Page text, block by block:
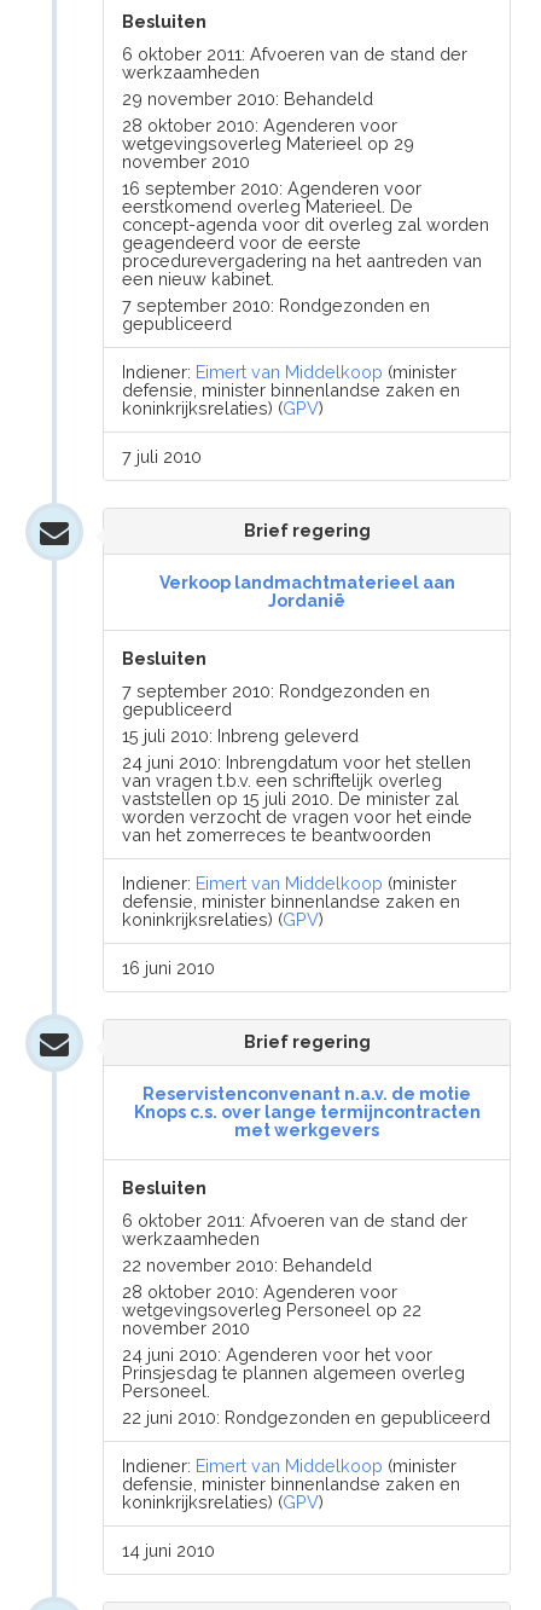
Besluiten
6 oktober 2011: Afvoeren van de stand der
werkzaamheden
29 november 2010: Behandeld
28 oktober 2010: Agenderen voor
wetgevingsoverleg Materieel op 29
november 2010
16 september 2010: Agenderen voor
eerstkomend overleg Materieel. De
concept-agenda voor dit overleg zal worden
geagendeerd voor de eerste
procedurevergadering na het aantreden van
een nieuw kabinet.
7 september 2010: Rondgezonden en
gepubliceerd
Indiener: Eimert van Middelkoop (minister
defensie, minister binnenlandse zaken en
koninkrijksrelaties) (GPV)
7 juli 2010
Brief regering
Verkoop landmachtmaterieel aan
Jordanië
Besluiten
7 september 2010: Rondgezonden en
gepubliceerd
15 juli 2010: Inbreng geleverd
24 juni 2010: Inbrengdatum voor het stellen
van vragen t.b.v. een schriftelijk overleg
vaststellen op 15 juli 2010. De minister zal
worden verzocht de vragen voor het einde
van het zomerreces te beantwoorden
Indiener: Eimert van Middelkoop (minister
defensie, minister binnenlandse zaken en
koninkrijksrelaties) (GPV)
16 juni 2010
Brief regering
Reservistenconvenant n.a.v. de motie
Knops c.s. over lange termijncontracten
met werkgevers
Besluiten
6 oktober 2011: Afvoeren van de stand der
werkzaamheden
22 november 2010: Behandeld
28 oktober 2010: Agenderen voor
wetgevingsoverleg Personeel op 22
november 2010
24 juni 2010: Agenderen voor het voor
Prinsjesdag te plannen algemeen overleg
Personeel.
22 juni 2010: Rondgezonden en gepubliceerd
Indiener: Eimert van Middelkoop (minister
defensie, minister binnenlandse zaken en
koninkrijksrelaties) (GPV)
14 juni 2010